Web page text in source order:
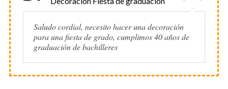
Saludo cordial, necesito hacer una decoración
para una fiesta de grado, cumplimos 40 años de
graduación de bachilleres